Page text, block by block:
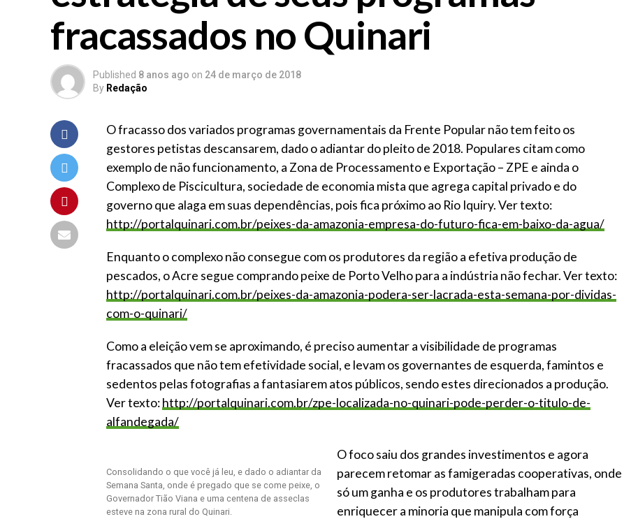
fracassados no Quinari
Published 8 anos ago on 24 de março de 2018
By Redação
O fracasso dos variados programas governamentais da Frente Popular não tem feito os
gestores petistas descansarem, dado o adiantar do pleito de 2018. Populares citam como
exemplo de não funcionamento, a Zona de Processamento e Exportação – ZPE e ainda o
Complexo de Piscicultura, sociedade de economia mista que agrega capital privado e do
governo que alaga em suas dependências, pois fica próximo ao Rio Iquiry. Ver texto:
http://portalquinari.com.br/peixes-da-amazonia-empresa-do-futuro-fica-em-baixo-da-agua/
Enquanto o complexo não consegue com os produtores da região a efetiva produção de
pescados, o Acre segue comprando peixe de Porto Velho para a indústria não fechar. Ver texto:
http://portalquinari.com.br/peixes-da-amazonia-podera-ser-lacrada-esta-semana-por-dividas-
com-o-quinari/
Como a eleição vem se aproximando, é preciso aumentar a visibilidade de programas
fracassados que não tem efetividade social, e levam os governantes de esquerda, famintos e
sedentos pelas fotografias a fantasiarem atos públicos, sendo estes direcionados a produção.
Ver texto:http://portalquinari.com.br/zpe-localizada-no-quinari-pode-perder-o-titulo-de-
alfandegada/
Consolidando o que você já leu, e dado o adiantar da
Semana Santa, onde é pregado que se come peixe, o
Governador Tião Viana e uma centena de asseclas
esteve na zona rural do Quinari.
O foco saiu dos grandes investimentos e agora
parecem retomar as famigeradas cooperativas, onde
só um ganha e os produtores trabalham para
enriquecer a minoria que manipula com força